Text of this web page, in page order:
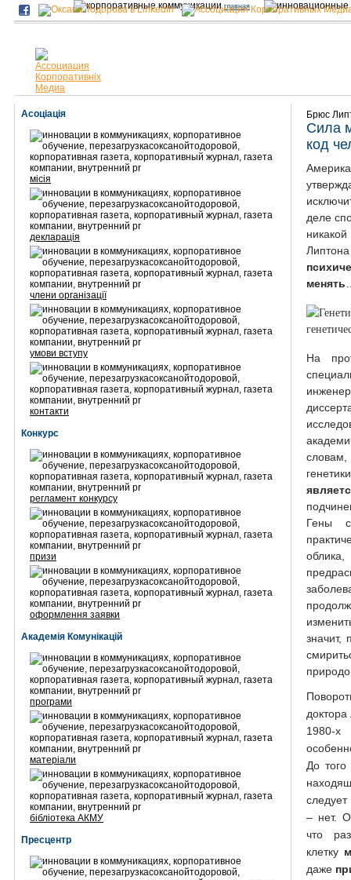
главная
Асоціація
місія
декларація
члени організації
умови вступу
контакти
Конкурс
регламент конкурсу
призи
оформлення заявки
Академія Комунікацій
програми
матеріали
бібліотека АКМУ
Пресцентр
Брюс
Сила
код
деле
менять
На
Гены
значит,
1980-х
До
– нет.
что
клетку
даже